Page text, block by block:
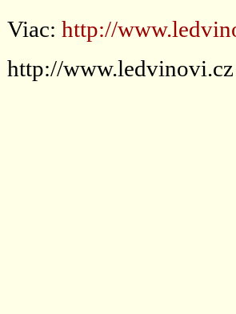
Viac: http://
http://www.ledvinovi.cz